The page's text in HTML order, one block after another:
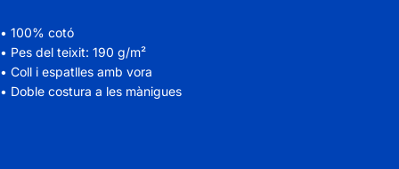
• 100% cotó
• Pes del teixit: 190 g/m²
• Coll i espatlles amb vora
• Doble costura a les mànigues